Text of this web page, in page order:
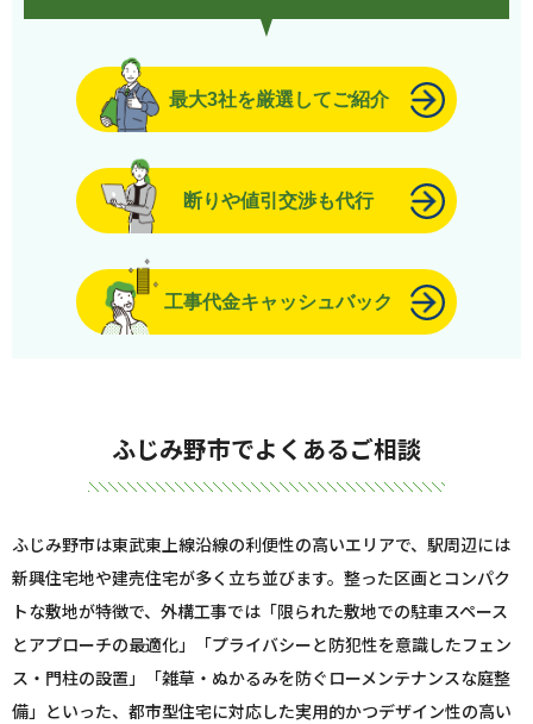
最大3社を厳選してご紹介
断りや値引交渉も代行
工事代金キャッシュバック
ふじみ野市でよくあるご相談
ふじみ野市は東武東上線沿線の利便性の高いエリアで、駅周辺には
新興住宅地や建売住宅が多く立ち並びます。整った区画とコンパク
トな敷地が特徴で、外構工事では「限られた敷地での駐車スペース
とアプローチの最適化」「プライバシーと防犯性を意識したフェン
ス・門柱の設置」「雑草・ぬかるみを防ぐローメンテナンスな庭整
備」といった、都市型住宅に対応した実用的かつデザイン性の高い